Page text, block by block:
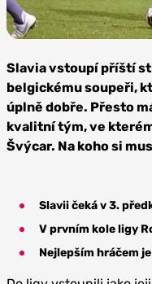
Royale
Slavia vstoupí příští
belgickému soupeři,
úplně dobře. Přesto
kvalitní tým, ve
Švýcar. Na koho si
Slavii čeká v 3.
V prvním kole ligy
Nejlepším hráčem